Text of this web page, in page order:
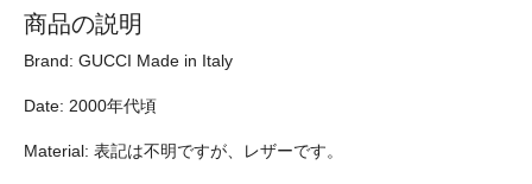
商品の説明
Brand: GUCCI Made in Italy
Date: 2000年代頃
Material: 表記は不明ですが、レザーです。